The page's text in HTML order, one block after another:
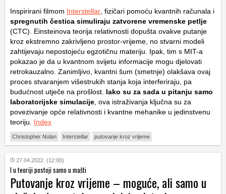
Inspirirani filmom Interstellar , fizičari pomoću kvantnih računala i
spregnutih čestica simuliraju zatvorene vremenske petlje
(CTC). Einsteinova teorija relativnosti dopušta ovakve putanje
kroz ekstremno zakrivljeno prostor-vrijeme, no stvarni modeli
zahtijevaju nepostojeću egzotičnu materiju. Ipak, tim s MIT-a
pokazao je da u kvantnom svijetu informacije mogu djelovati
retrokauzalno. Zanimljivo, kvantni šum (smetnje) olakšava ovaj
proces stvaranjem višestrukih stanja koja interferiraju, pa
budućnost utječe na prošlost. Iako su za sada u pitanju samo
laboratorijske simulacije , ova istraživanja ključna su za
povezivanje opće relativnosti i kvantne mehanike u jedinstvenu
teoriju. Index
Christopher Nolan Interstellar putovanje kroz vrijeme
27.04.2022. (12:00)
I u teoriji postoji samo u mašti
Putovanje kroz vrijeme – moguće, ali samo u